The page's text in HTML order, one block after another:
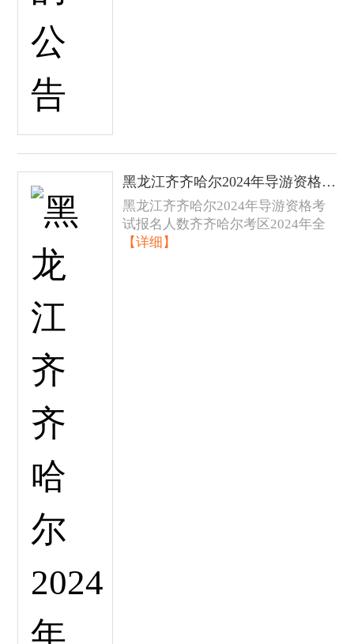
黑龙江齐齐哈尔2024年导游资格考试报名人数发布
黑龙江齐齐哈尔2024年导游资格考
试报名人数齐齐哈尔考区2024年全
【详细】